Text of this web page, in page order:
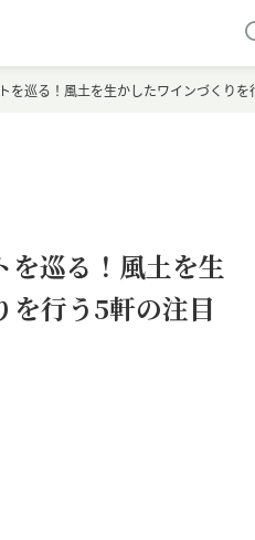
を巡る！風土を生かしたワインづくり
を巡る！風土を生
を行う5軒の注目